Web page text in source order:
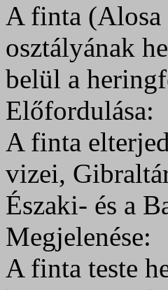
A finta (Alosa
osztályának
belül a
Előfordulása:
A finta
vizei,
Északi- és a
Megjelenése:
A finta teste